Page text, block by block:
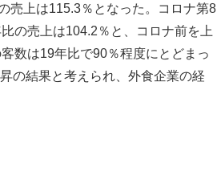
売上は115.3％となった。コロナ第8
の売上は104.2％と、コロナ前を上
数は19年比で90％程度にとどまっ
の結果と考えられ、外食企業の経